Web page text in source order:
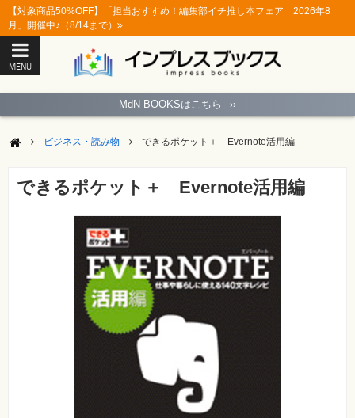
【対象商品50%OFF】「担当おすすめ！編集部イチ推し本フェア 2026年8
月」開催中♪（8/14まで）
MENU
ペ
ジ
ソ
コ
MdN BOOKSはこちら ››
ビジネス・読み物 できるポケット＋ Evernote活用編
できるポケット＋ Evernote活用編